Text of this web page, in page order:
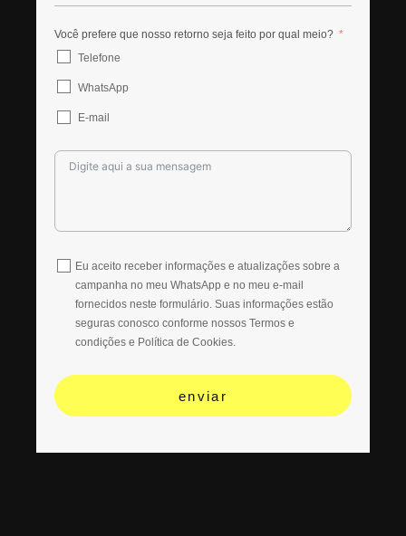
Você prefere que nosso retorno seja feito por qual meio?
Telefone
WhatsApp
E-mail
Eu aceito receber informações e atualizações sobre a
campanha no meu WhatsApp e no meu e-mail
fornecidos neste formulário. Suas informações estão
seguras conosco conforme nossos Termos e
condições e Política de Cookies.
enviar